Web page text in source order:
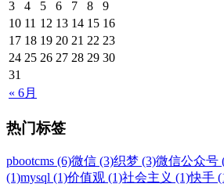
« 6月
3
4 5 6 7 8
9
10 11 12 13 14 15 16
17 18 19 20 21 22 23
24 25 26 27 28 29 30
31
热门标签
pbootcms (6)微信 (3)织梦 (3)微信公众号
(1)mysql (1)价值观 (1)社会主义 (1)快手